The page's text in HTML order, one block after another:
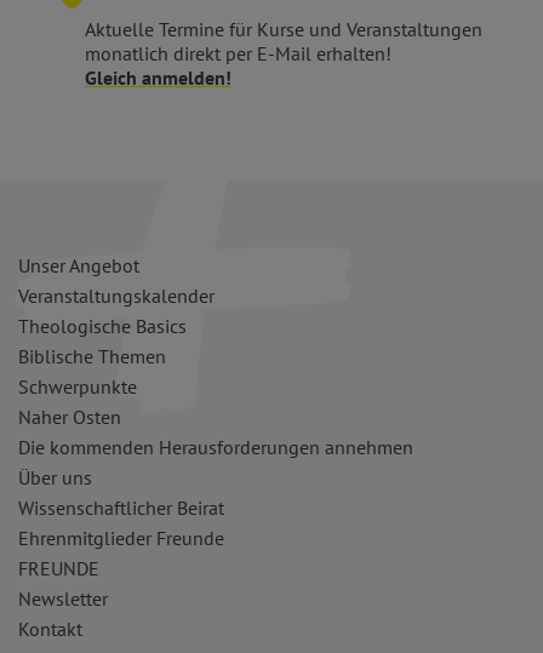
Aktuelle Termine für Kurse und Veranstaltungen
monatlich direkt per E-Mail erhalten!
Gleich anmelden!
Unser Angebot
Veranstaltungskalender
Theologische Basics
Biblische Themen
Schwerpunkte
Naher Osten
Die kommenden Herausforderungen annehmen
Über uns
Wissenschaftlicher Beirat
Ehrenmitglieder Freunde
FREUNDE
Newsletter
Kontakt